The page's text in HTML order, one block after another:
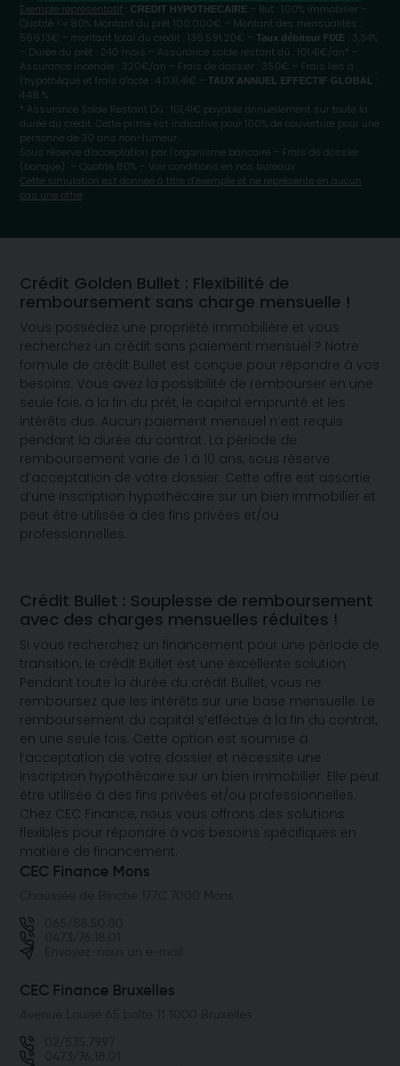
Exemple représentatif CREDIT HYPOTHECAIRE – But : 100% immobilier –
Quotité <= 80% Montant du prêt 100.000€ – Montant des mensualités :
569.13€ – montant total du crédit : 136.591.20€ – Taux débiteur FIXE
: 3,34%
– Durée du prêt : 240 mois – Assurance solde restant dû : 101,41€/an* –
Assurance incendie : 320€/an – Frais de dossier : 350€ – Frais liés à
l’hypothèque et frais d’acte : 4.031,41€ – TAUX ANNUEL EFFECTIF GLOBAL
4.48 %
* Assurance Solde Restant Dû : 101,41€ payable annuellement sur toute la
durée du crédit. Cette prime est indicative pour 100% de couverture pour une
personne de 30 ans non-fumeur
Sous réserve d’acceptation par l’organisme bancaire – Frais de dossier
(banque) – Quotité 80% – Voir conditions en nos bureaux
Cette simulation est donnée à titre d’exemple et ne représente en aucun
cas une offre
Crédit Golden Bullet : Flexibilité de
remboursement sans charge mensuelle !
Vous possédez une propriété immobilière et vous
recherchez un crédit sans paiement mensuel ? Notre
formule de crédit Bullet est conçue pour répondre à vos
besoins. Vous avez la possibilité de rembourser en une
seule fois, à la fin du prêt, le capital emprunté et les
intérêts dus. Aucun paiement mensuel n’est requis
pendant la durée du contrat. La période de
remboursement varie de 1 à 10 ans, sous réserve
d’acceptation de votre dossier. Cette offre est assortie
d’une inscription hypothécaire sur un bien immobilier et
peut être utilisée à des fins privées et/ou
professionnelles.
Crédit Bullet : Souplesse de remboursement
avec des charges mensuelles réduites !
Si vous recherchez un financement pour une période de
transition, le crédit Bullet est une excellente solution.
Pendant toute la durée du crédit Bullet, vous ne
remboursez que les intérêts sur une base mensuelle. Le
remboursement du capital s’effectue à la fin du contrat,
en une seule fois. Cette option est soumise à
l’acceptation de votre dossier et nécessite une
inscription hypothécaire sur un bien immobilier. Elle peut
être utilisée à des fins privées et/ou professionnelles.
Chez CEC Finance, nous vous offrons des solutions
flexibles pour répondre à vos besoins spécifiques en
matière de financement.
CEC Finance Mons
CEC Finance Bruxelles